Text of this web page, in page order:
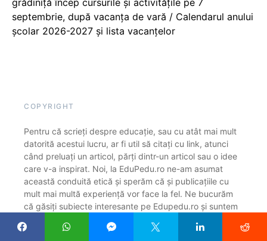
septembrie, după vacanța de vară / Calendarul anului
școlar 2026-2027 și lista vacanțelor
COPYRIGHT
Pentru că scrieți despre educație, sau cu atât mai mult
datorită acestui lucru, ar fi util să citați cu link, atunci
când preluați un articol, părți dintr-un articol sau o idee
care v-a inspirat. Noi, la EduPedu.ro ne-am asumat
această conduită etică și sperăm că și publicațiile cu
mult mai multă experiență vor face la fel. Ne bucurăm
că găsiți subiecte interesante pe Edupedu.ro și suntem
(cu link), ca o declarație reciprocă de respect și